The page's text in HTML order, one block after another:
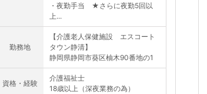
・夜勤手当 ★さらに夜勤5回以
上...
勤務地
【介護老人保健施設 エスコート
タウン静清】
静岡県静岡市葵区柚木90番地の1
資格・経験
介護福祉士
18歳以上（深夜業務の為）